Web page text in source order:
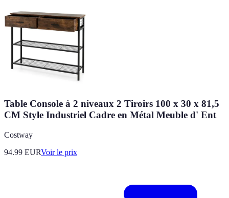
Table Console à 2 niveaux 2 Tiroirs 100 x 30 x 81,5
CM Style Industriel Cadre en Métal Meuble d' Ent
Costway
94.99 EURVoir le prix